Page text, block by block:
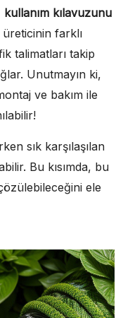
kullanım kılavuzunu
farklı
talimatları takip
Unutmayın ki,
ve bakım ile
sık karşılaşılan
Bu kısımda, bu
ele